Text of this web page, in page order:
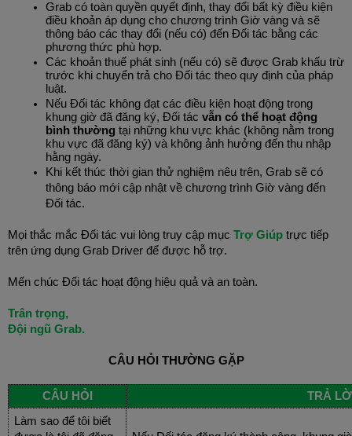
Grab có toàn quyền quyết định, thay đổi bất kỳ điều kiện
điều khoản áp dụng cho chương trình Giờ vàng và sẽ
thông báo các thay đổi (nếu có) đến Đối tác bằng các
phương thức phù hợp.
Các khoản thuế phát sinh (nếu có) sẽ được Grab khấu trừ
trước khi chuyển trả cho Đối tác theo quy định của pháp
luật.
Nếu Đối tác không đạt các điều kiện hoạt động trong
khung giờ đã đăng ký, Đối tác vẫn có thể hoạt động
bình thường tại những khu vực khác (không nằm trong
khu vực đã đăng ký) và không ảnh hưởng đến thu nhập
hằng ngày.
Khi kết thúc thời gian thử nghiệm nêu trên, Grab sẽ có
thông báo mới cập nhật về chương trình Giờ vàng đến
Đối tác.
Mọi thắc mắc Đối tác vui lòng truy cập mục Trợ Giúp trực tiếp
trên ứng dụng Grab Driver để được hỗ trợ.
Mến chúc Đối tác hoạt động hiệu quả và an toàn.
Trân trọng,
Đội ngũ Grab.
CÂU HỎI THƯỜNG GẶP
CÂU HỎI
TRẢ
Làm sao để tôi biết